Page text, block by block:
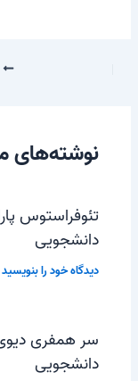
نوشته‌های
تئوفراستوس
دانشجویی
دیدگاه‌ خود را بنویسید
سر همفری
دانشجویی